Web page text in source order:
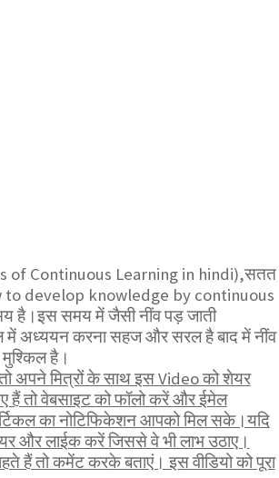
of Continuous Learning in hindi),सतत
to develop knowledge by continuous
है।इस समय में जैसी नींव पड़ जाती
में अध्ययन करना सहज और सरल है बाद में नींव
मुश्किल है।
अपने मित्रों के साथ इस Video को शेयर
हैं तो वेबसाइट को फॉलो करें और ईमेल
का नोटिफिकेशन आपको मिल सके।यदि
और लाईक करें जिससे वे भी लाभ उठाए।
हैं तो कमेंट करके बताएं। इस वीडियो को पूरा